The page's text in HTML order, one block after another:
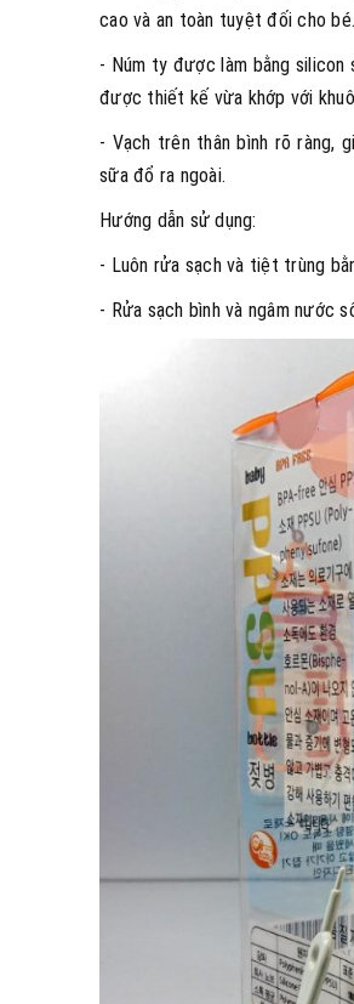
cao và an toàn tuyệt đối cho bé.
- Núm ty được làm bằng silicon
được thiết kế vừa khớp với
- Vạch trên thân bình rõ ràng,
sữa đổ ra ngoài.
Hướng dẫn sử dụng:
- Luôn rửa sạch và tiệt trùng
- Rửa sạch bình và ngâm nước